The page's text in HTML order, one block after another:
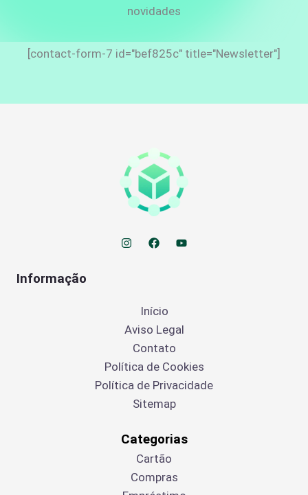
novidades
[contact-form-7 id="bef825c" title="Newsletter"]
Informação
Início
Aviso Legal
Contato
Política de Cookies
Política de Privacidade
Sitemap
Categorias
Cartão
Compras